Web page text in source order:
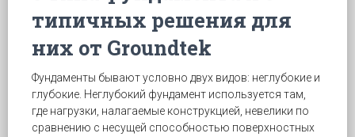
типичных решения для
них от Groundtek
Фундаменты бывают условно двух видов: неглубокие и
глубокие. Неглубокий фундамент используется там,
где нагрузки, налагаемые конструкцией, невелики по
сравнению с несущей способностью поверхностных